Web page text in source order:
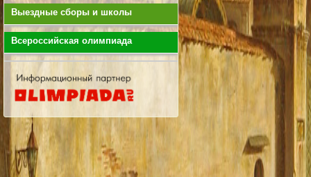
Выездные сборы и школы
Всероссийская олимпиада